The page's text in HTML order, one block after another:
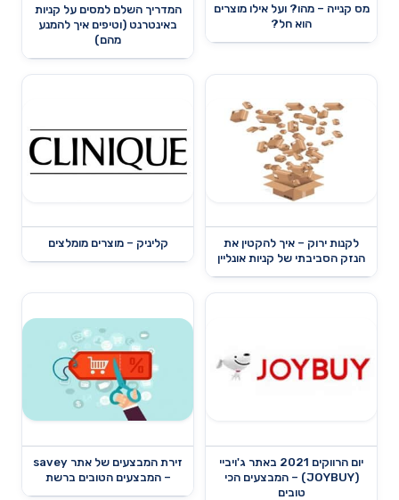
מס קנייה – מהו? ועל אילו מוצרים
הוא חל?
המדריך השלם למסים על קניות
באינטרנט (וטיפים איך להמנע
מהם)
לקנות ירוק – איך להקטין את
הנזק הסביבתי של קניות אונליין
קליניק – מוצרים מומלצים
יום הרווקים 2021 באתר ג'ויביי
(JOYBUY) – המבצעים הכי
טובים
זירת המבצעים של אתר savey
– המבצעים הטובים ברשת